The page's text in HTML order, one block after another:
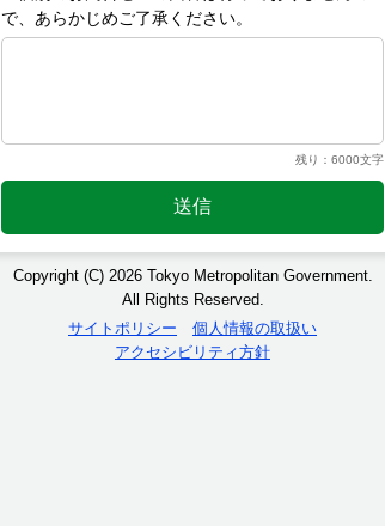
残り：6000文字
送信
Copyright (C) 2026 Tokyo Metropolitan Government.
All Rights Reserved.
サイトポリシー
個人情報の取扱い
アクセシビリティ方針